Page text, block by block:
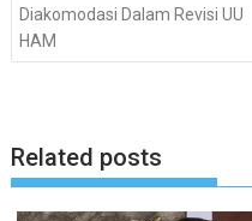
Diakomodasi Dalam Revisi UU
HAM
Related posts